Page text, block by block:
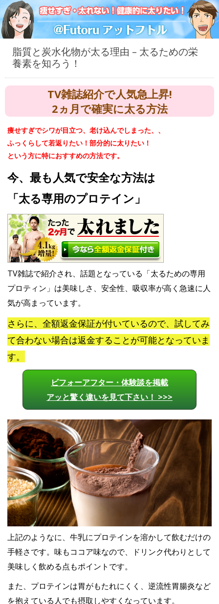
脂質と炭水化物が太る理由 – 太るための栄
養素を知ろう！
TV雑誌紹介で人気急上昇!
2ヵ月で確実に太る方法
痩せすぎでシワが目立つ、老け込んでしまった、、
ふっくらして若返りたい！部分的に太りたい！
という方に特におすすめの方法です。
今、最も人気で安全な方法は
「太る専用のプロテイン」
TV雑誌で紹介され、話題となっている「太るための専用
プロティン」は美味しさ、安全性、吸収率が高く急速に人
気が高まっています。
さらに、全額返金保証が付いているので、試してみ
て合わない場合は返金することが可能となっていま
す。
ビフォーアフター・体験談を掲載
アッと驚く違いを見て下さい！ >>>
上記のようなに、牛乳にプロテインを溶かして飲むだけの
手軽さです。味もココア味なので、ドリンク代わりとして
美味しく飲める点もポイントです。
また、プロテインは胃がもたれにくく、逆流性胃腸炎など
を抱えている人でも摂取しやすくなっています。